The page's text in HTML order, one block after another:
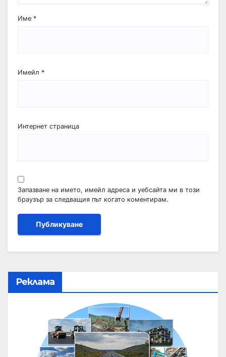
Име *
Имейл *
Интернет страница
Запазване на името, имейл адреса и уебсайта ми в този
браузър за следващия път когато коментирам.
Реклама